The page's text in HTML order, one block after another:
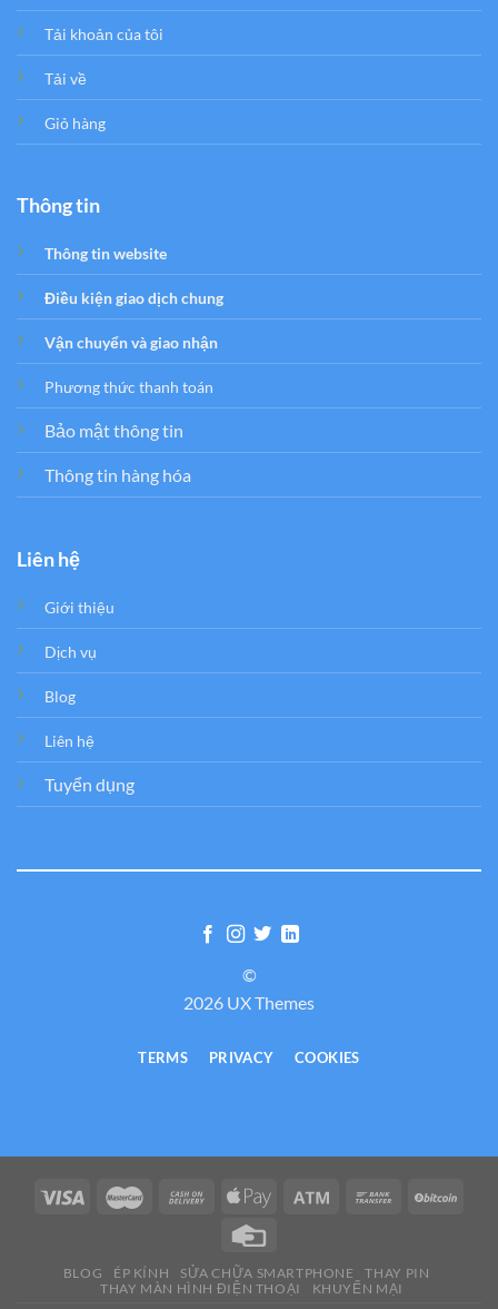
Tải khoản của tôi
Tải về
Giỏ hàng
Thông tin
Thông tin website
Điều kiện giao dịch chung
Vận chuyển và giao nhận
Phương thức thanh toán
Bảo mật thông tin
Thông tin hàng hóa
Liên hệ
Giới thiệu
Dịch vụ
Blog
Liên hệ
Tuyển dụng
©
2026 UX Themes
TERMS PRIVACY COOKIES
BLOG ÉP KÍNH SỬA CHỮA SMARTPHONE
THAY PIN
THAY MÀN HÌNH ĐIỆN THOẠI
KHUYẾN MẠI